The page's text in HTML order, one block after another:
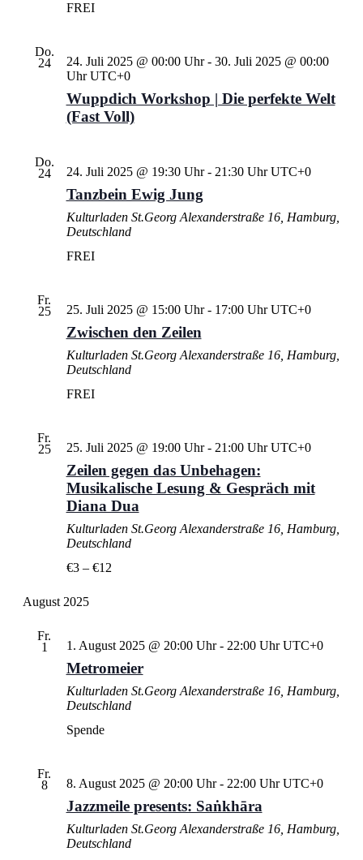
FREI
Do.
24
24. Juli 2025 @ 00:00 Uhr- 30. Juli 2025 @ 00:00
Uhr UTC+0
Wuppdich Workshop | Die perfekte Welt
(Fast Voll)
Do.
24
24. Juli 2025 @ 19:30 Uhr- 21:30 Uhr UTC+0
Tanzbein Ewig Jung
Kulturladen St.Georg Alexanderstraße 16, Hamburg,
Deutschland
FREI
Fr.
25
25. Juli 2025 @ 15:00 Uhr- 17:00 Uhr UTC+0
Zwischen den Zeilen
Kulturladen St.Georg Alexanderstraße 16, Hamburg,
Deutschland
FREI
Fr.
25
25. Juli 2025 @ 19:00 Uhr- 21:00 Uhr UTC+0
Zeilen gegen das Unbehagen:
Musikalische Lesung & Gespräch mit
Diana Dua
Kulturladen St.Georg Alexanderstraße 16, Hamburg,
Deutschland
€3 – €12
August 2025
Fr.
1
1. August 2025 @ 20:00 Uhr- 22:00 Uhr UTC+0
Metromeier
Kulturladen St.Georg Alexanderstraße 16, Hamburg,
Deutschland
Spende
Fr.
8
8. August 2025 @ 20:00 Uhr- 22:00 Uhr UTC+0
Jazzmeile presents: Saṅkhāra
Kulturladen St.Georg Alexanderstraße 16, Hamburg,
Deutschland